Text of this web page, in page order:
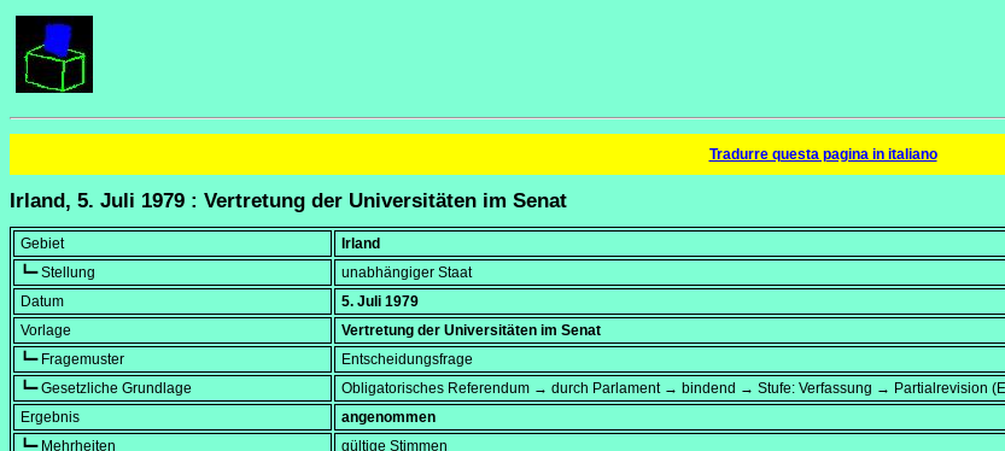
Tradurre questa pagina in italiano
Irland, 5. Juli 1979 : Vertretung der Universitäten im Senat
Gebiet
Irland
┗━ Stellung
unabhängiger Staat
Datum
5. Juli 1979
Vorlage
Vertretung der Universitäten im Senat
┗━ Fragemuster
Entscheidungsfrage
┗━ Gesetzliche Grundlage
Obligatorisches Referendum → durch Parlament → bindend → Stufe: Verfassung → Partialrevision
Ergebnis
angenommen
┗━ Mehrheiten
gültige Stimmen